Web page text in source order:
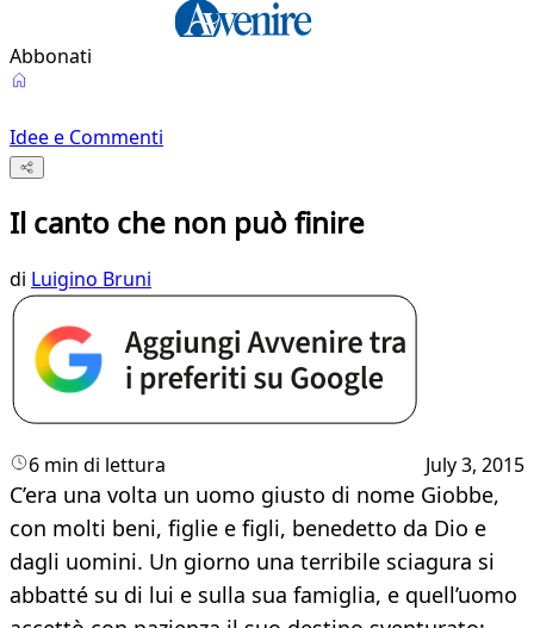
Abbonati
Idee e Commenti
Il canto che non può finire
di Luigino Bruni
6 min di lettura July 3, 2015
C’era una volta un uomo giusto di nome Giobbe,
con molti beni, figlie e figli, benedetto da Dio e
dagli uomini. Un giorno una terribile sciagura si
abbatté su di lui e sulla sua famiglia, e quell’uomo